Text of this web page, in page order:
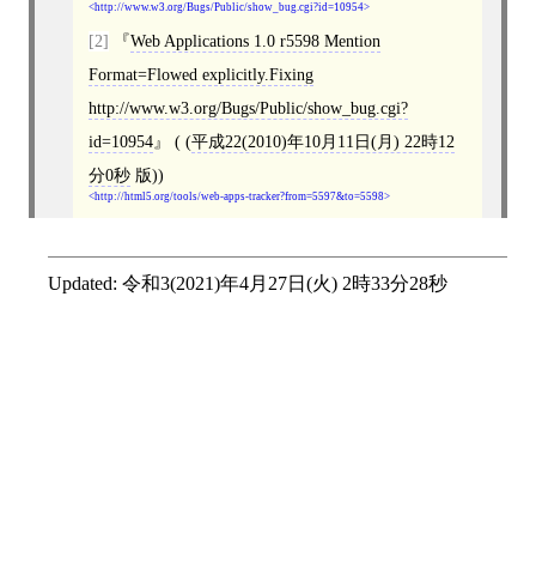
http://www.w3.org/Bugs/Public/show_bug.cgi?id=10954
[2]
Web Applications 1.0 r5598 Mention
Format=Flowed explicitly.Fixing
http://www.w3.org/Bugs/Public/show_bug.cgi?
id=10954
( (平成22(2010)年10月11日(月) 22時12
分0秒版))
http://html5.org/tools/web-apps-tracker?from=5597&to=5598
Updated: 令和3(2021)年4月27日(火) 2時33分28秒